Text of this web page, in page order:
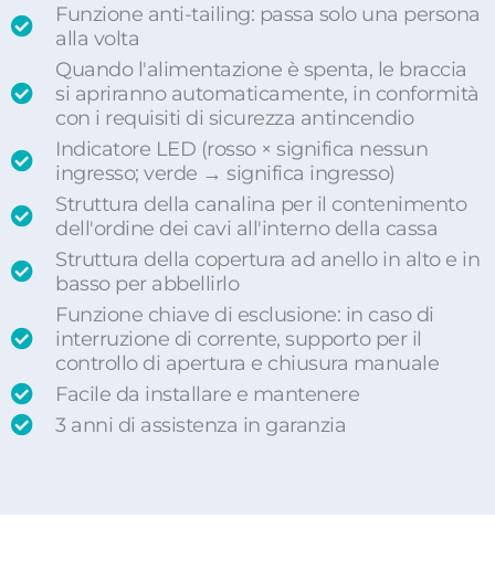
Funzione anti-tailing: passa solo una persona
alla volta
Quando l'alimentazione è spenta, le braccia
si apriranno automaticamente, in conformità
con i requisiti di sicurezza antincendio
Indicatore LED (rosso × significa nessun
ingresso; verde → significa ingresso)
Struttura della canalina per il contenimento
dell'ordine dei cavi all'interno della cassa
Struttura della copertura ad anello in alto e in
basso per abbellirlo
Funzione chiave di esclusione: in caso di
interruzione di corrente, supporto per il
controllo di apertura e chiusura manuale
Facile da installare e mantenere
3 anni di assistenza in garanzia